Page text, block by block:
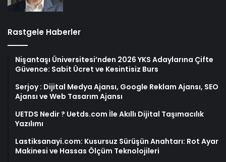
Rastgele Haberler
Nişantaşı Üniversitesi’nden 2026 YKS Adaylarına Çifte
Güvence: Sabit Ücret ve Kesintisiz Burs
Serjoy : Dijital Medya Ajansı, Google Reklam Ajansı, SEO
Ajansı ve Web Tasarım Ajansı
UETDS Nedir ? Uetds.com İle Akıllı Dijital Taşımacılık
Yazılımı
Lastiksanayi.com: Kusursuz Sürüşün Anahtarı: Rot Ayar
Makinesi ve Hassas Ölçüm Teknolojileri